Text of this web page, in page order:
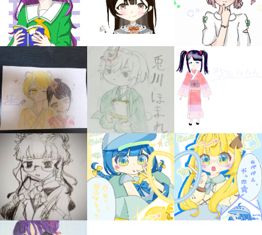
みんなの絵が
見られる
ギャラリー